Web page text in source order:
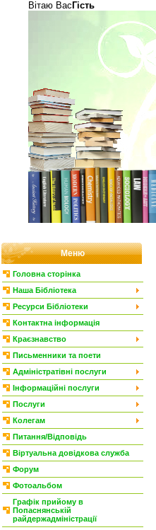
Вітаю Вас Гість
Меню
Головна сторінка
Наша Бібліотека
Ресурси Бібліотеки
Контактна інформація
Краєзнавство
Письменники та поети
Адміністратівні послуги
Інформаційні послуги
Послуги
Колегам
Питання/Відповідь
Віртуальна довідкова служба
Форум
Фотоальбом
Графік прийому в
Попаснянській
райдержадміністрації